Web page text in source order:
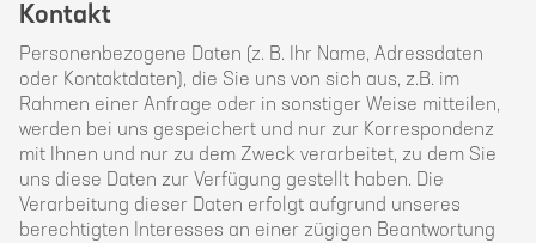
Kontakt
Personenbezogene Daten (z. B. Ihr Name, Adressdaten
oder Kontaktdaten), die Sie uns von sich aus, z.B. im
Rahmen einer Anfrage oder in sonstiger Weise mitteilen,
werden bei uns gespeichert und nur zur Korrespondenz
mit Ihnen und nur zu dem Zweck verarbeitet, zu dem Sie
uns diese Daten zur Verfügung gestellt haben. Die
Verarbeitung dieser Daten erfolgt aufgrund unseres
berechtigten Interesses an einer zügigen Beantwortung